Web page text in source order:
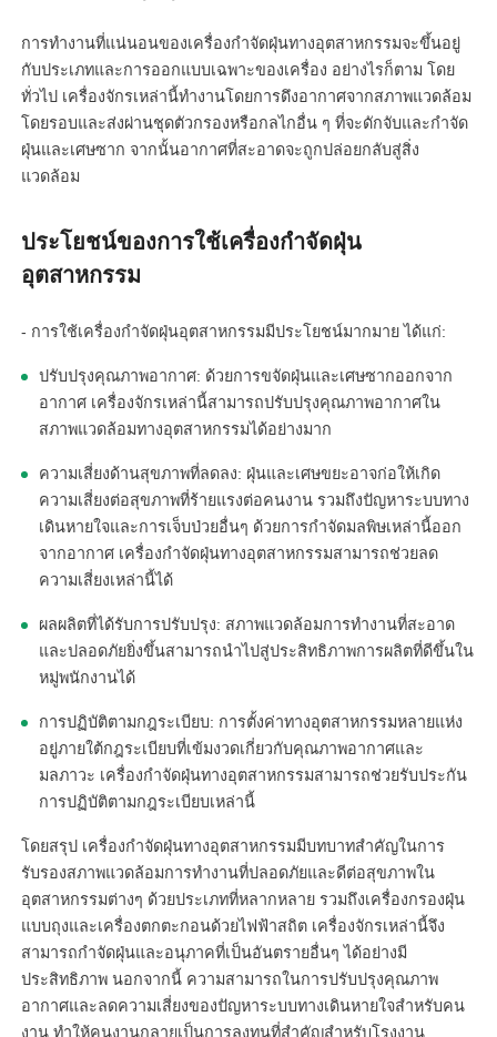
การทำงานที่แน่นอนของเครื่องกำจัดฝุ่นทางอุตสาหกรรมจะขึ้นอยู่
กับประเภทและการออกแบบเฉพาะของเครื่อง อย่างไรก็ตาม โดย
ทั่วไป เครื่องจักรเหล่านี้ทำงานโดยการดึงอากาศจากสภาพแวดล้อม
โดยรอบและส่งผ่านชุดตัวกรองหรือกลไกอื่น ๆ ที่จะดักจับและกำจัด
ฝุ่นและเศษซาก จากนั้นอากาศที่สะอาดจะถูกปล่อยกลับสู่สิ่ง
แวดล้อม
ประโยชน์ของการใช้เครื่องกำจัดฝุ่น
อุตสาหกรรม
- การใช้เครื่องกำจัดฝุ่นอุตสาหกรรมมีประโยชน์มากมาย ได้แก่:
ปรับปรุงคุณภาพอากาศ: ด้วยการขจัดฝุ่นและเศษซากออกจาก
อากาศ เครื่องจักรเหล่านี้สามารถปรับปรุงคุณภาพอากาศใน
สภาพแวดล้อมทางอุตสาหกรรมได้อย่างมาก
ความเสี่ยงด้านสุขภาพที่ลดลง: ฝุ่นและเศษขยะอาจก่อให้เกิด
ความเสี่ยงต่อสุขภาพที่ร้ายแรงต่อคนงาน รวมถึงปัญหาระบบทาง
เดินหายใจและการเจ็บป่วยอื่นๆ ด้วยการกำจัดมลพิษเหล่านี้ออก
จากอากาศ เครื่องกำจัดฝุ่นทางอุตสาหกรรมสามารถช่วยลด
ความเสี่ยงเหล่านี้ได้
ผลผลิตที่ได้รับการปรับปรุง: สภาพแวดล้อมการทำงานที่สะอาด
และปลอดภัยยิ่งขึ้นสามารถนำไปสู่ประสิทธิภาพการผลิตที่ดีขึ้นใน
หมู่พนักงานได้
การปฏิบัติตามกฎระเบียบ: การตั้งค่าทางอุตสาหกรรมหลายแห่ง
อยู่ภายใต้กฎระเบียบที่เข้มงวดเกี่ยวกับคุณภาพอากาศและ
มลภาวะ เครื่องกำจัดฝุ่นทางอุตสาหกรรมสามารถช่วยรับประกัน
การปฏิบัติตามกฎระเบียบเหล่านี้
โดยสรุป เครื่องกำจัดฝุ่นทางอุตสาหกรรมมีบทบาทสำคัญในการ
รับรองสภาพแวดล้อมการทำงานที่ปลอดภัยและดีต่อสุขภาพใน
อุตสาหกรรมต่างๆ ด้วยประเภทที่หลากหลาย รวมถึงเครื่องกรองฝุ่น
แบบถุงและเครื่องตกตะกอนด้วยไฟฟ้าสถิต เครื่องจักรเหล่านี้จึง
สามารถกำจัดฝุ่นและอนุภาคที่เป็นอันตรายอื่นๆ ได้อย่างมี
ประสิทธิภาพ นอกจากนี้ ความสามารถในการปรับปรุงคุณภาพ
อากาศและลดความเสี่ยงของปัญหาระบบทางเดินหายใจสำหรับคน
งาน ทำให้คนงานกลายเป็นการลงทุนที่สำคัญสำหรับโรงงาน